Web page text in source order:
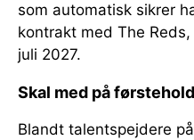
som automatisk sikrer
kontrakt med The
juli 2027.
Skal med på
Blandt talentspejdere